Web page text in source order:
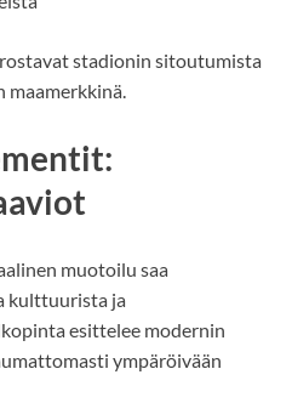
stadionin sitoutumista
maamerkkinä.
muotoilu saa
kulttuurista ja
esittelee modernin
ympäröivään